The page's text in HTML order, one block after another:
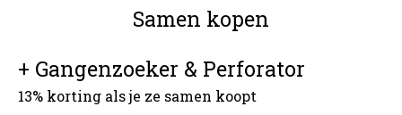
Samen kopen
+ Gangenzoeker & Perforator
13% korting als je ze samen koopt